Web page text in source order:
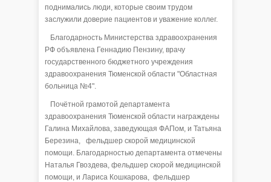
поднимались люди, которые своим трудом
заслужили доверие пациентов и уважение коллег.
Благодарность Министерства здравоохранения
РФ объявлена Геннадию Пензину, врачу
государственного бюджетного учреждения
здравоохранения Тюменской области "Областная
больница №4".
Почётной грамотой департамента
здравоохранения Тюменской области награждены
Галина Михайлова, заведующая ФАПом, и Татьяна
Березина, фельдшер скорой медицинской
помощи. Благодарностью департамента отмечены
Наталья Гвоздева, фельдшер скорой медицинской
помощи, и Лариса Кошкарова, фельдшер